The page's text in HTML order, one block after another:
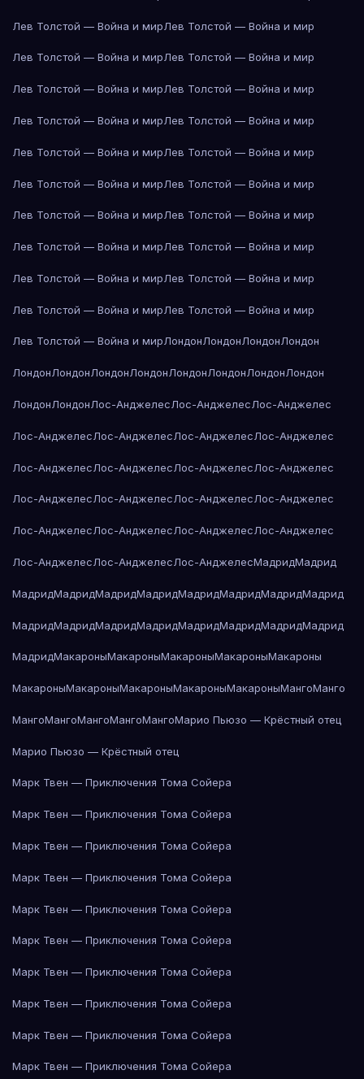
Лев Толстой — Война и мирЛев Толстой — Война и мир
Лев Толстой — Война и мирЛев Толстой — Война и мир
Лев Толстой — Война и мирЛев Толстой — Война и мир
Лев Толстой — Война и мирЛев Толстой — Война и мир
Лев Толстой — Война и мирЛев Толстой — Война и мир
Лев Толстой — Война и мирЛев Толстой — Война и мир
Лев Толстой — Война и мирЛев Толстой — Война и мир
Лев Толстой — Война и мирЛев Толстой — Война и мир
Лев Толстой — Война и мирЛев Толстой — Война и мир
Лев Толстой — Война и мирЛев Толстой — Война и мир
Лев Толстой — Война и мирЛондонЛондонЛондонЛондон
ЛондонЛондонЛондонЛондонЛондонЛондонЛондонЛондон
ЛондонЛондонЛос-АнджелесЛос-АнджелесЛос-Анджелес
Лос-АнджелесЛос-АнджелесЛос-АнджелесЛос-Анджелес
Лос-АнджелесЛос-АнджелесЛос-АнджелесЛос-Анджелес
Лос-АнджелесЛос-АнджелесЛос-АнджелесЛос-Анджелес
Лос-АнджелесЛос-АнджелесЛос-АнджелесЛос-Анджелес
Лос-АнджелесЛос-АнджелесЛос-АнджелесМадридМадрид
МадридМадридМадридМадридМадридМадридМадридМадрид
МадридМадридМадридМадридМадридМадридМадридМадрид
МадридМакароныМакароныМакароныМакароныМакароны
МакароныМакароныМакароныМакароныМакароныМангоМанго
МангоМангоМангоМангоМангоМарио Пьюзо — Крёстный отец
Марио Пьюзо — Крёстный отец
Марк Твен — Приключения Тома Сойера
Марк Твен — Приключения Тома Сойера
Марк Твен — Приключения Тома Сойера
Марк Твен — Приключения Тома Сойера
Марк Твен — Приключения Тома Сойера
Марк Твен — Приключения Тома Сойера
Марк Твен — Приключения Тома Сойера
Марк Твен — Приключения Тома Сойера
Марк Твен — Приключения Тома Сойера
Марк Твен — Приключения Тома Сойера